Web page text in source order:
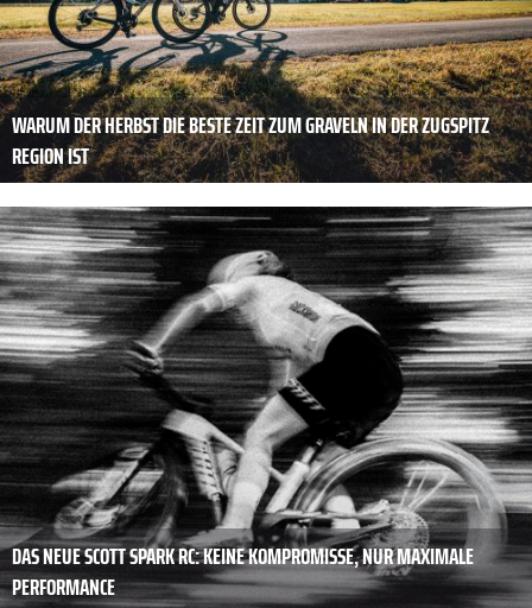
WARUM DER HERBST DIE BESTE ZEIT ZUM GRAVELN IN DER ZUGSPITZ
REGION IST
DAS NEUE SCOTT SPARK RC: KEINE KOMPROMISSE, NUR MAXIMALE
PERFORMANCE